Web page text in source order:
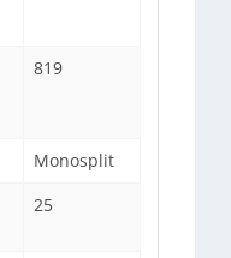
819
Monosplit
25